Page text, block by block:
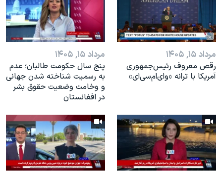
نرگس محمدی برنده جایزه نوبل صلح
همایش محافظه‌کاران آمریکا «سی‌پک»
صفحه‌های ویژه
سفر پرزیدنت ترامپ به چین
مرداد ۱۵, ۱۴۰۵
رقص معروف رئیس‌جمهوری
آمریکا با ترانه «وای‌ام‌سی‌ای»
مرداد ۱۵, ۱۴۰۵
پنج سال حکومت طالبان؛ عدم
به رسمیت شناخته شدن جهانی
و وخامت وضعیت حقوق بشر
در افغانستان